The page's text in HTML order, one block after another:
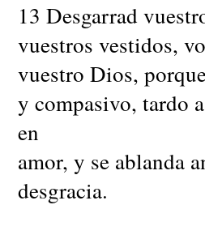
13 Desgarrad
vuestros vestidos,
vuestro Dios,
y compasivo, tardo
en
amor, y se ablanda
desgracia.